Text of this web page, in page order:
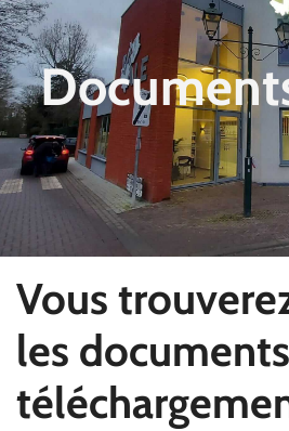
Vous
les